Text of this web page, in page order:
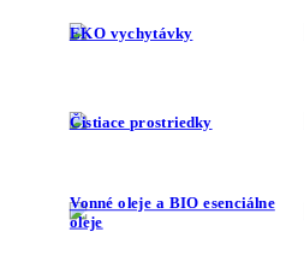
EKO vychytávky
Čistiace prostriedky
Vonné oleje a BIO esenciálne
oleje